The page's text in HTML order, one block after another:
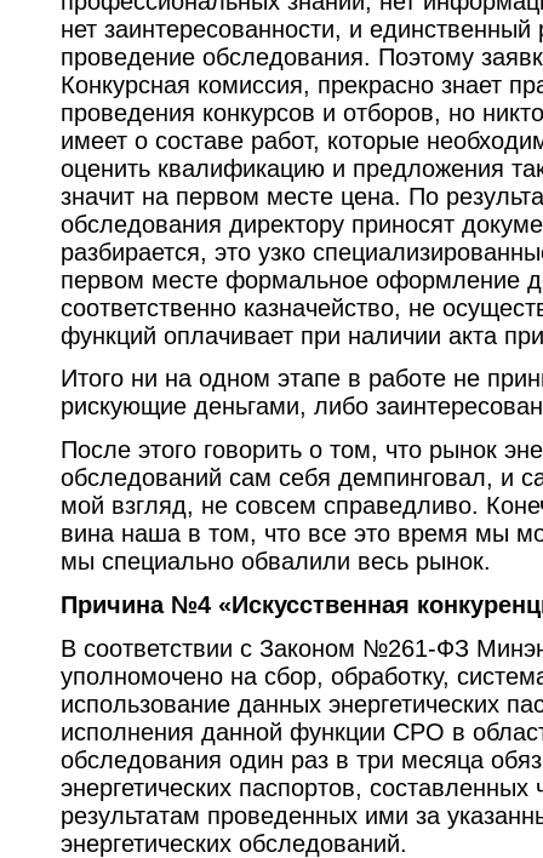
нет заинтересованности, и
проведение обследования. Поэтому
Конкурсная комиссия, прекрасно знает
проведения конкурсов и отборов, но
имеет о составе работ, которые
оценить квалификацию и предложения
значит на первом месте цена. По
обследования директору приносят
разбирается, это узко
первом месте формальное оформление
соответственно казначейство, не
функций оплачивает при наличии акта
Итого ни на одном этапе в работе не
рискующие деньгами, либо
После этого говорить о том, что рынок
обследований сам себя демпинговал, и
мой взгляд, не совсем справедливо.
вина наша в том, что все это время мы
мы специально обвалили весь рынок.
Причина №4 «Искусственная
В соответствии с Законом №261-ФЗ
уполномочено на сбор, обработку,
использование данных энергетических
исполнения данной функции СРО в
обследования один раз в три месяца
энергетических паспортов,
результатам проведенных ими за
энергетических обследований.